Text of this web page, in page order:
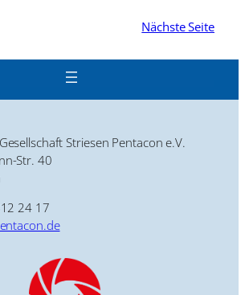
Nächste Seite
Striesen Pentacon e.V.
Str. 40
24 17